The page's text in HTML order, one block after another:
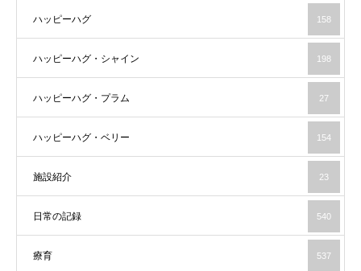
ハッピーハグ 158
ハッピーハグ・シャイン 198
ハッピーハグ・プラム 27
ハッピーハグ・ベリー 154
施設紹介 23
日常の記録 540
療育 537